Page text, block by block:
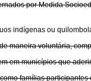
por Medida
indígenas ou
maneira voluntária,
em municípios que
famílias